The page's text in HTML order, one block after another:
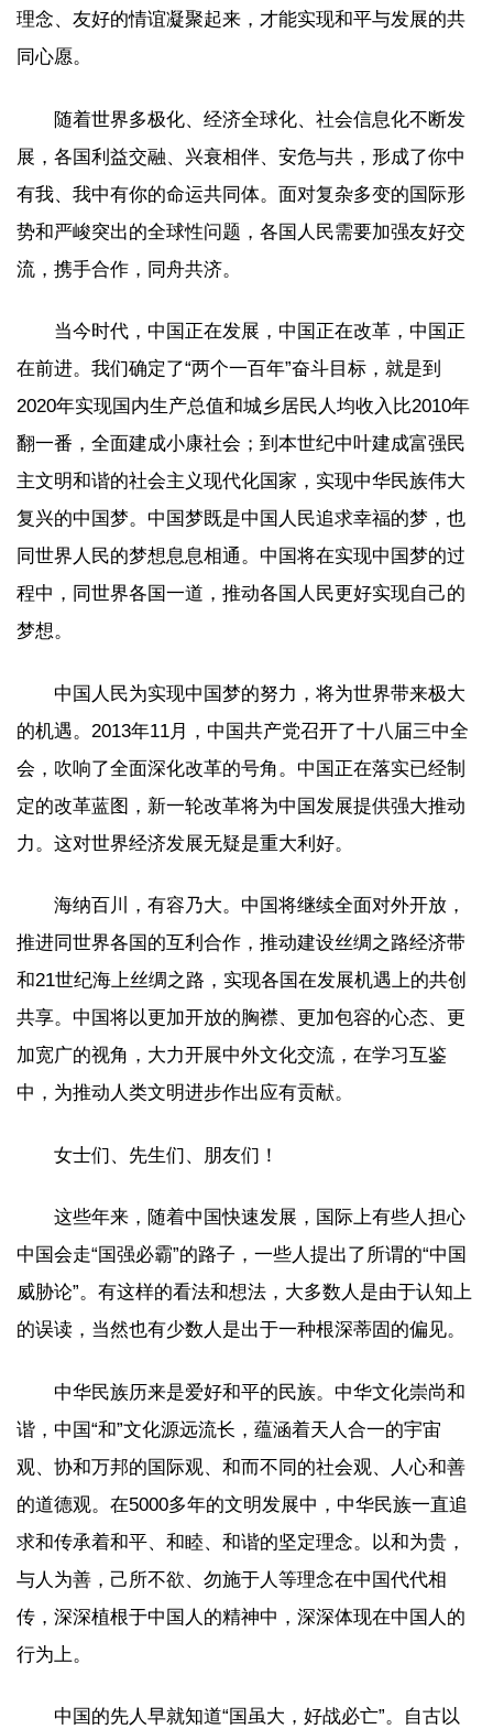
理念、友好的情谊凝聚起来，才能实现和平与发展的共
同心愿。
随着世界多极化、经济全球化、社会信息化不断发
展，各国利益交融、兴衰相伴、安危与共，形成了你中
有我、我中有你的命运共同体。面对复杂多变的国际形
势和严峻突出的全球性问题，各国人民需要加强友好交
流，携手合作，同舟共济。
当今时代，中国正在发展，中国正在改革，中国正
在前进。我们确定了“两个一百年”奋斗目标，就是到
2020年实现国内生产总值和城乡居民人均收入比2010年
翻一番，全面建成小康社会；到本世纪中叶建成富强民
主文明和谐的社会主义现代化国家，实现中华民族伟大
复兴的中国梦。中国梦既是中国人民追求幸福的梦，也
同世界人民的梦想息息相通。中国将在实现中国梦的过
程中，同世界各国一道，推动各国人民更好实现自己的
梦想。
中国人民为实现中国梦的努力，将为世界带来极大
的机遇。2013年11月，中国共产党召开了十八届三中全
会，吹响了全面深化改革的号角。中国正在落实已经制
定的改革蓝图，新一轮改革将为中国发展提供强大推动
力。这对世界经济发展无疑是重大利好。
海纳百川，有容乃大。中国将继续全面对外开放，
推进同世界各国的互利合作，推动建设丝绸之路经济带
和21世纪海上丝绸之路，实现各国在发展机遇上的共创
共享。中国将以更加开放的胸襟、更加包容的心态、更
加宽广的视角，大力开展中外文化交流，在学习互鉴
中，为推动人类文明进步作出应有贡献。
女士们、先生们、朋友们！
这些年来，随着中国快速发展，国际上有些人担心
中国会走“国强必霸”的路子，一些人提出了所谓的“中国
威胁论”。有这样的看法和想法，大多数人是由于认知上
的误读，当然也有少数人是出于一种根深蒂固的偏见。
中华民族历来是爱好和平的民族。中华文化崇尚和
谐，中国“和”文化源远流长，蕴涵着天人合一的宇宙
观、协和万邦的国际观、和而不同的社会观、人心和善
的道德观。在5000多年的文明发展中，中华民族一直追
求和传承着和平、和睦、和谐的坚定理念。以和为贵，
与人为善，己所不欲、勿施于人等理念在中国代代相
传，深深植根于中国人的精神中，深深体现在中国人的
行为上。
中国的先人早就知道“国虽大，好战必亡”。自古以